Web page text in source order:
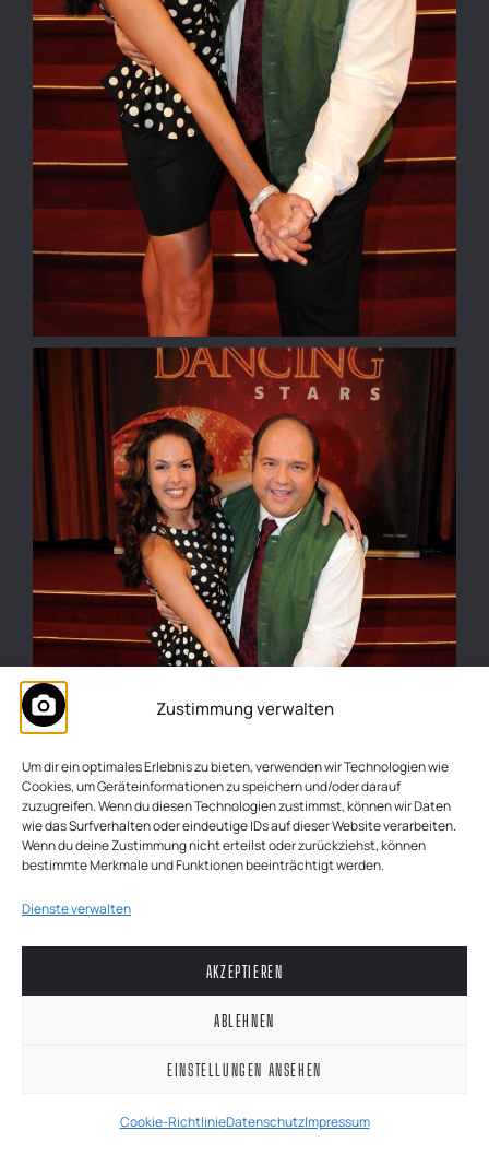
Zustimmung verwalten
Um dir ein optimales Erlebnis zu bieten, verwenden wir Technologien wie
Cookies, um Geräteinformationen zu speichern und/oder darauf
zuzugreifen. Wenn du diesen Technologien zustimmst, können wir Daten
wie das Surfverhalten oder eindeutige IDs auf dieser Website verarbeiten.
Wenn du deine Zustimmung nicht erteilst oder zurückziehst, können
bestimmte Merkmale und Funktionen beeinträchtigt werden.
Dienste verwalten
AKZEPTIEREN
ABLEHNEN
EINSTELLUNGEN ANSEHEN
Cookie-RichtlinieDatenschutzImpressum